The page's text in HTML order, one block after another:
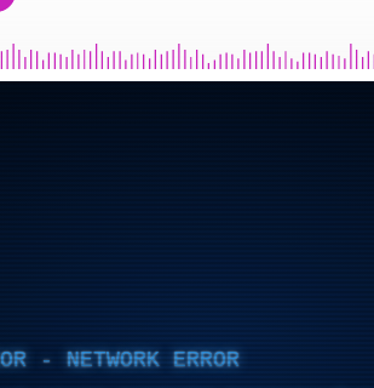
- NETWORK ERROR